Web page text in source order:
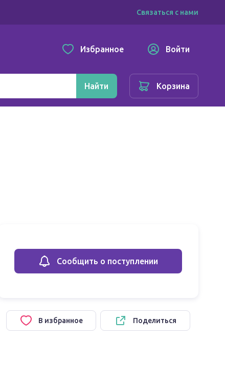
Связаться с нами
Избранное Войти
Найти Корзина
Сообщить о поступлении
В избранное Поделиться